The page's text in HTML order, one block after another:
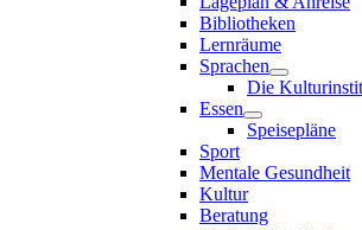
Bibliotheken
Lernräume
Sprachen
Die
Essen
Speisepläne
Sport
Mentale Gesundheit
Kultur
Beratung